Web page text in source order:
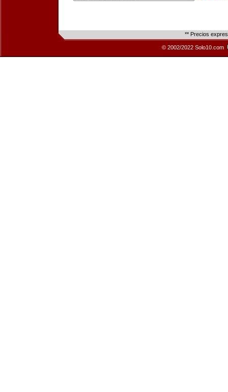
** Precios
© 2002/2022 Solo10.com